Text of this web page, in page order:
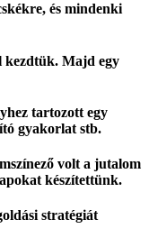
és mindenki
kezdtük. Majd egy
tartozott egy
gyakorlat stb.
volt a jutalom
készítettünk.
stratégiát